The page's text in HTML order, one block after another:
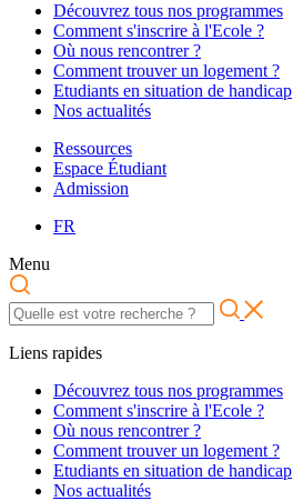
Découvrez tous nos programmes
Comment s'inscrire à l'Ecole ?
Où nous rencontrer ?
Comment trouver un logement ?
Etudiants en situation de handicap
Nos actualités
Ressources
Espace Étudiant
Admission
FR
Menu
Liens rapides
Découvrez tous nos programmes
Comment s'inscrire à l'Ecole ?
Où nous rencontrer ?
Comment trouver un logement ?
Etudiants en situation de handicap
Nos actualités